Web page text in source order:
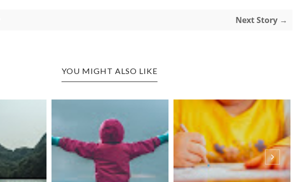
Next Story →
YOU MIGHT ALSO LIKE